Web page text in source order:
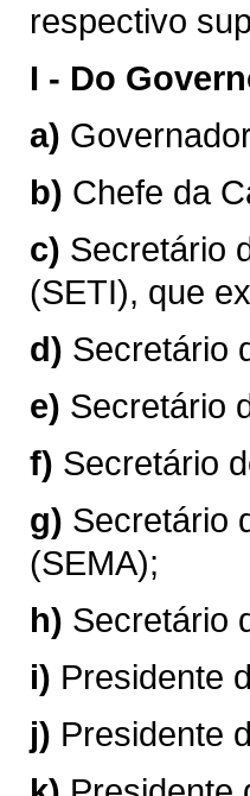
respectivo
I - Do
a)
b) Chefe da
c) Secretário
(SETI), que
d) Secretário
e) Secretário
f) Secretário
g) Secretário
(SEMA);
h) Secretário
i) Presidente
j) Presidente